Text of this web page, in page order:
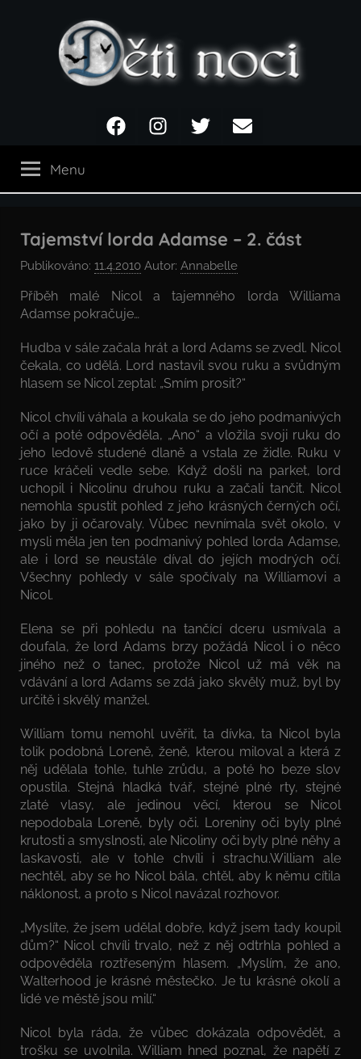
noci
FacebookInstagramTwitter Email
Menu
Tajemství lorda Adamse – 2. část
Publikováno: 11.4.2010 Autor: Annabelle
Příběh malé Nicol a tajemného lorda Williama
Adamse pokračuje…
Hudba v sále začala hrát a lord Adams se zvedl. Nicol
čekala, co udělá. Lord nastavil svou ruku a svůdným
hlasem se Nicol zeptal: „Smím prosit?“
Nicol chvíli váhala a koukala se do jeho podmanivých
očí a poté odpověděla, „Ano“ a vložila svoji ruku do
jeho ledově studené dlaně a vstala ze židle. Ruku v
ruce kráčeli vedle sebe. Když došli na parket, lord
uchopil i Nicolinu druhou ruku a začali tančit. Nicol
nemohla spustit pohled z jeho krásných černých očí,
jako by ji očarovaly. Vůbec nevnímala svět okolo, v
mysli měla jen ten podmanivý pohled lorda Adamse,
ale i lord se neustále díval do jejích modrých očí.
Všechny pohledy v sále spočívaly na Williamovi a
Nicol.
Elena se při pohledu na tančící dceru usmívala a
doufala, že lord Adams brzy požádá Nicol i o něco
jiného než o tanec, protože Nicol už má věk na
vdávání a lord Adams se zdá jako skvělý muž, byl by
určitě i skvělý manžel.
William tomu nemohl uvěřit, ta dívka, ta Nicol byla
tolik podobná Loreně, ženě, kterou miloval a která z
něj udělala tohle, tuhle zrůdu, a poté ho beze slov
opustila. Stejná hladká tvář, stejné plné rty, stejné
zlaté vlasy, ale jedinou věcí, kterou se Nicol
nepodobala Loreně, byly oči. Loreniny oči byly plné
krutosti a smyslnosti, ale Nicoliny oči byly plné něhy a
laskavosti, ale v tohle chvíli i strachu.William ale
nechtěl, aby se ho Nicol bála, chtěl, aby k němu cítila
náklonost, a proto s Nicol navázal rozhovor.
„Myslíte, že jsem udělal dobře, když jsem tady koupil
dům?“ Nicol chvíli trvalo, než z něj odtrhla pohled a
odpověděla roztřeseným hlasem. „Myslím, že ano,
Walterhood je krásné městečko. Je tu krásné okolí a
lidé ve městě jsou milí.“
Nicol byla ráda, že vůbec dokázala odpovědět, a
trošku se uvolnila. William hned poznal, že napětí z